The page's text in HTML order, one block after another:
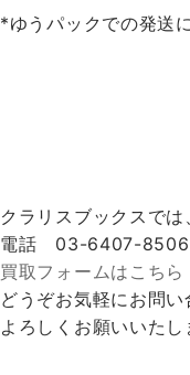
*ゆうパックでの発送
クラリスブックスでは
電話 03-6407-8506
買取フォームはこちら
どうぞお気軽にお問い
よろしくお願いいたし